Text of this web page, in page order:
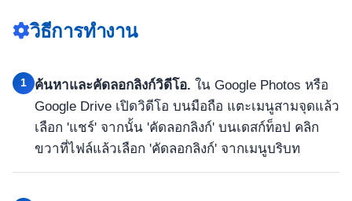
วิธีการทำงาน
1 ค้นหาและคัดลอกลิงก์วิดีโอ. ใน Google Photos หรือ
Google Drive เปิดวิดีโอ บนมือถือ แตะเมนูสามจุดแล้ว
เลือก 'แชร์' จากนั้น 'คัดลอกลิงก์' บนเดสก์ท็อป คลิก
ขวาที่ไฟล์แล้วเลือก 'คัดลอกลิงก์' จากเมนูบริบท